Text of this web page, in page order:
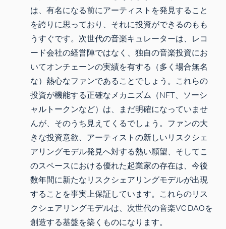
は、有名になる前にアーティストを発見すること
を誇りに思っており、それに投資ができるのもも
うすぐです。次世代の音楽キュレーターは、レコ
ード会社の経営陣ではなく、独自の音楽投資にお
いてオンチェーンの実績を有する（多く場合無名
な）熱心なファンであることでしょう。これらの
投資が機能する正確なメカニズム（NFT、ソーシ
ャルトークンなど）は、まだ明確になっていませ
んが、そのうち見えてくるでしょう。ファンの大
きな投資意欲、アーティストの新しいリスクシェ
アリングモデル発見へ対する熱い願望、そしてこ
のスペースにおける優れた起業家の存在は、今後
数年間に新たなリスクシェアリングモデルが出現
することを事実上保証しています。これらのリス
クシェアリングモデルは、次世代の音楽VC DAOを
創造する基盤を築くものになります。